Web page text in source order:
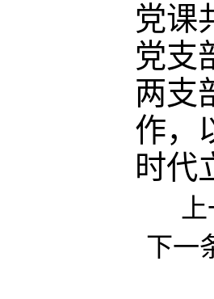
党课
党支
两支
作，
时代
下一